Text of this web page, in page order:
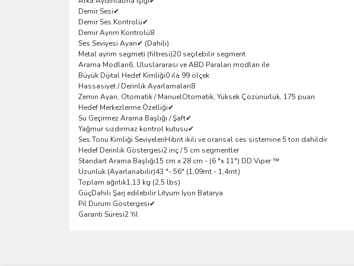
Demir Sesi✔
Demir Ses Kontrolü✔
Demir Ayrım Kontrolü8
Ses Seviyesi Ayarı✔ (Dahili)
Metal ayrım segmeti (filtresi)20 seçilebilir segment
Arama Modları6, Uluslararası ve ABD Paraları modları ile
Büyük Dijital Hedef Kimliği0 ila 99 ölçek
Hassasiyet / Derinlik Ayarlamaları8
Zemin Ayarı, Otomatik / ManuelOtomatik, Yüksek Çözünürlük, 175 puan
Hedef Merkezlerme Özelliği✔
Su Geçirmez Arama Başlığı / Şaft✔
Yağmur sızdırmaz kontrol kutusu✔
Ses Tonu Kimliği SeviyeleriHibrit ikili ve oransal ses sistemine 5 ton dahildir
Hedef Derinlik Göstergesi2 inç / 5 cm segmentler
Standart Arama Başlığı15 cm x 28 cm - (6 "x 11") DD Viper ™
Uzunluk (Ayarlanabilir)43 "- 56" (1,09mt - 1,4mt)
Toplam ağırlık1,13 kg (2,5 lbs)
GüçDahili Şarj edilebilir Lityum İyon Batarya
Pil Durum Göstergesi✔
Garanti Süresi2 Yıl